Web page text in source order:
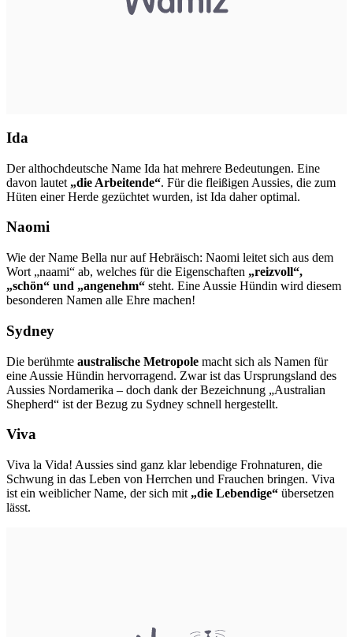
Ida
Der althochdeutsche Name Ida hat mehrere Bedeutungen. Eine
davon lautet „die Arbeitende“. Für die fleißigen Aussies, die zum
Hüten einer Herde gezüchtet wurden, ist Ida daher optimal.
Naomi
Wie der Name Bella nur auf Hebräisch: Naomi leitet sich aus dem
Wort „naami“ ab, welches für die Eigenschaften „reizvoll“,
„schön“ und „angenehm“ steht. Eine Aussie Hündin wird diesem
besonderen Namen alle Ehre machen!
Sydney
Die berühmte australische Metropole macht sich als Namen für
eine Aussie Hündin hervorragend. Zwar ist das Ursprungsland des
Aussies Nordamerika – doch dank der Bezeichnung „Australian
Shepherd“ ist der Bezug zu Sydney schnell hergestellt.
Viva
Viva la Vida! Aussies sind ganz klar lebendige Frohnaturen, die
Schwung in das Leben von Herrchen und Frauchen bringen. Viva
ist ein weiblicher Name, der sich mit „die Lebendige“ übersetzen
lässt.